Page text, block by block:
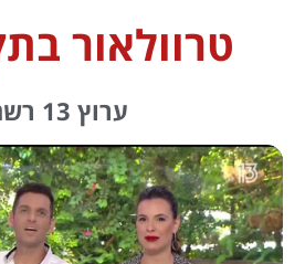
טרוולאור
ערוץ 13 רשת